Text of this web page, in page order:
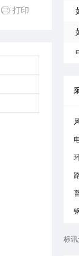
 打印
标